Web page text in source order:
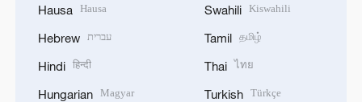
Hausa Hausa
Hebrew עברית
Hindi हिन्दी
Hungarian Magyar
Swahili Kiswahili
Tamil தமிழ்
Thai ไทย
Turkish Türkçe